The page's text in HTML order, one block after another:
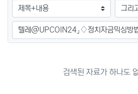
검색조건 검색방
검색어
검색된 자료가 하나도